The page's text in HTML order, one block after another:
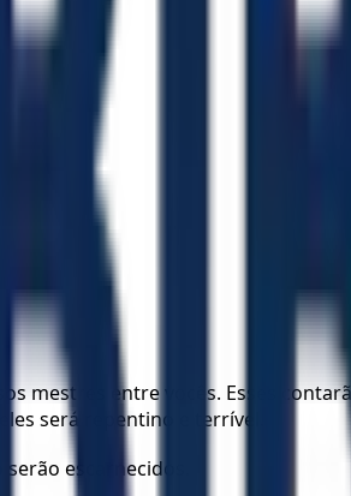
mestres entre vocês. Esses
será repentino e terrível.
escarnecidos.